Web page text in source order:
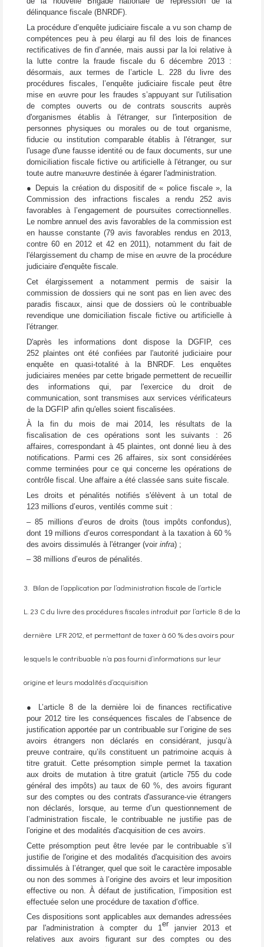
délinquance fiscale (BNRDF).
La procédure d’enquête judiciaire fiscale a vu son champ de
compétences peu à peu élargi au fil des lois de finances
rectificatives de fin d’année, mais aussi par la loi relative à
la lutte contre la fraude fiscale du 6 décembre 2013 :
désormais, aux termes de l’article L. 228 du livre des
procédures fiscales, l’enquête judiciaire fiscale peut être
mise en œuvre pour les fraudes s’appuyant sur l'utilisation
de comptes ouverts ou de contrats souscrits auprès
d'organismes établis à l'étranger, sur l'interposition de
personnes physiques ou morales ou de tout organisme,
fiducie ou institution comparable établis à l'étranger, sur
l'usage d'une fausse identité ou de faux documents, sur une
domiciliation fiscale fictive ou artificielle à l'étranger, ou sur
toute autre manœuvre destinée à égarer l'administration.
● Depuis la création du dispositif de « police fiscale », la
Commission des infractions fiscales a rendu 252 avis
favorables à l’engagement de poursuites correctionnelles.
Le nombre annuel des avis favorables de la commission est
en hausse constante (79 avis favorables rendus en 2013,
contre 60 en 2012 et 42 en 2011), notamment du fait de
l'élargissement du champ de mise en œuvre de la procédure
judiciaire d'enquête fiscale.
Cet élargissement a notamment permis de saisir la
commission de dossiers qui ne sont pas en lien avec des
paradis fiscaux, ainsi que de dossiers où le contribuable
revendique une domiciliation fiscale fictive ou artificielle à
l'étranger.
D'après les informations dont dispose la DGFIP, ces
252 plaintes ont été confiées par l'autorité judiciaire pour
enquête en quasi-totalité à la BNRDF. Les enquêtes
judiciaires menées par cette brigade permettent de recueillir
des informations qui, par l'exercice du droit de
communication, sont transmises aux services vérificateurs
de la DGFIP afin qu'elles soient fiscalisées.
À la fin du mois de mai 2014, les résultats de la
fiscalisation de ces opérations sont les suivants : 26
affaires, correspondant à 45 plaintes, ont donné lieu à des
notifications. Parmi ces 26 affaires, six sont considérées
comme terminées pour ce qui concerne les opérations de
contrôle fiscal. Une affaire a été classée sans suite fiscale.
Les droits et pénalités notifiés s'élèvent à un total de
123 millions d’euros, ventilés comme suit :
– 85 millions d’euros de droits (tous impôts confondus),
dont 19 millions d’euros correspondant à la taxation à 60 %
des avoirs dissimulés à l'étranger (voir infra) ;
– 38 millions d’euros de pénalités.
3. Bilan de l’application par l’administration fiscale de l’article
L. 23 C du livre des procédures fiscales introduit par l’article 8 de la
dernière LFR 2012, et permettant de taxer à 60 % des avoirs pour
lesquels le contribuable n’a pas fourni d’informations sur leur
origine et leurs modalités d’acquisition
● L’article 8 de la dernière loi de finances rectificative
pour 2012 tire les conséquences fiscales de l’absence de
justification apportée par un contribuable sur l’origine de ses
avoirs étrangers non déclarés en considérant, jusqu’à
preuve contraire, qu’ils constituent un patrimoine acquis à
titre gratuit. Cette présomption simple permet la taxation
aux droits de mutation à titre gratuit (article 755 du code
général des impôts) au taux de 60 %, des avoirs figurant
sur des comptes ou des contrats d'assurance-vie étrangers
non déclarés, lorsque, au terme d’un questionnement de
l’administration fiscale, le contribuable ne justifie pas de
l'origine et des modalités d'acquisition de ces avoirs.
Cette présomption peut être levée par le contribuable s’il
justifie de l'origine et des modalités d'acquisition des avoirs
dissimulés à l’étranger, quel que soit le caractère imposable
ou non des sommes à l’origine des avoirs et leur imposition
effective ou non. À défaut de justification, l’imposition est
effectuée selon une procédure de taxation d’office.
Ces dispositions sont applicables aux demandes adressées
par l'administration à compter du 1er janvier 2013 et
relatives aux avoirs figurant sur des comptes ou des